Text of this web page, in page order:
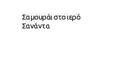
Σαμουράι στο ιερό
Σανάντα